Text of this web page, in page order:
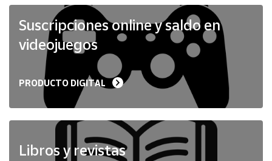
Ubicación
Península
Baleares
Melilla
Suscripciones online y saldo en
videojuegos
PRODUCTO DIGITAL
Libros y revistas